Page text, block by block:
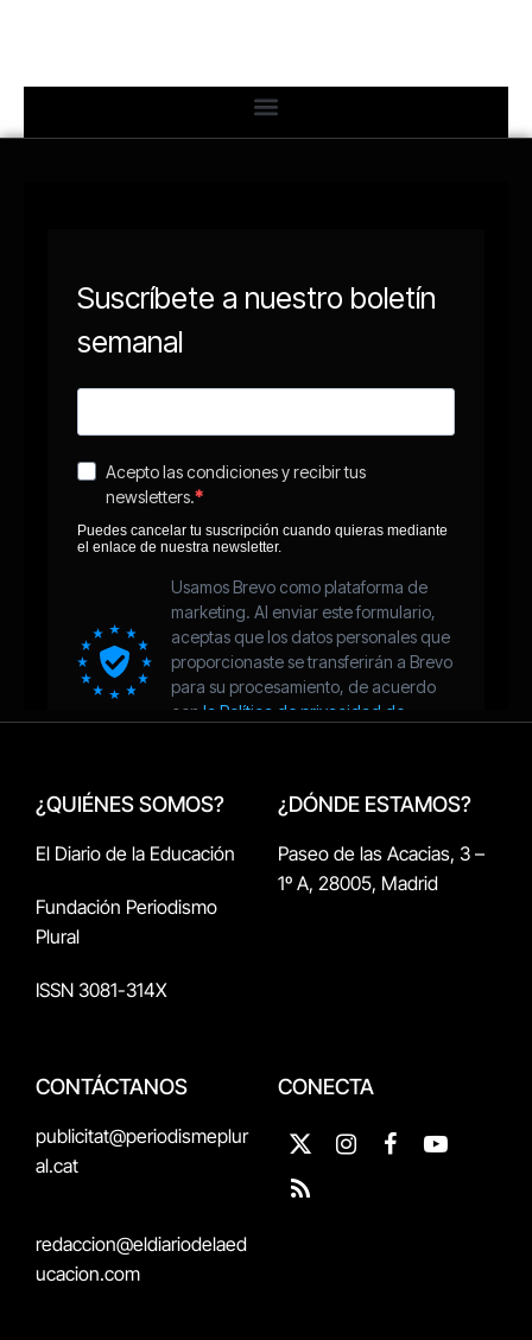
¿QUIÉNES SOMOS?
El Diario de la Educación
Fundación Periodismo
Plural
ISSN 3081-314X
¿DÓNDE ESTAMOS?
Paseo de las Acacias, 3 –
1º A, 28005, Madrid
CONTÁCTANOS
publicitat@periodismeplur
al.cat
redaccion@eldiariodelaed
ucacion.com
CONECTA
X
(Twitter)
InstagramFacebookYouTube
RSS